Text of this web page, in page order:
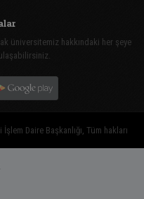
üniversitemiz hakkındaki her şeye
Daire Başkanlığı, Tüm hakları